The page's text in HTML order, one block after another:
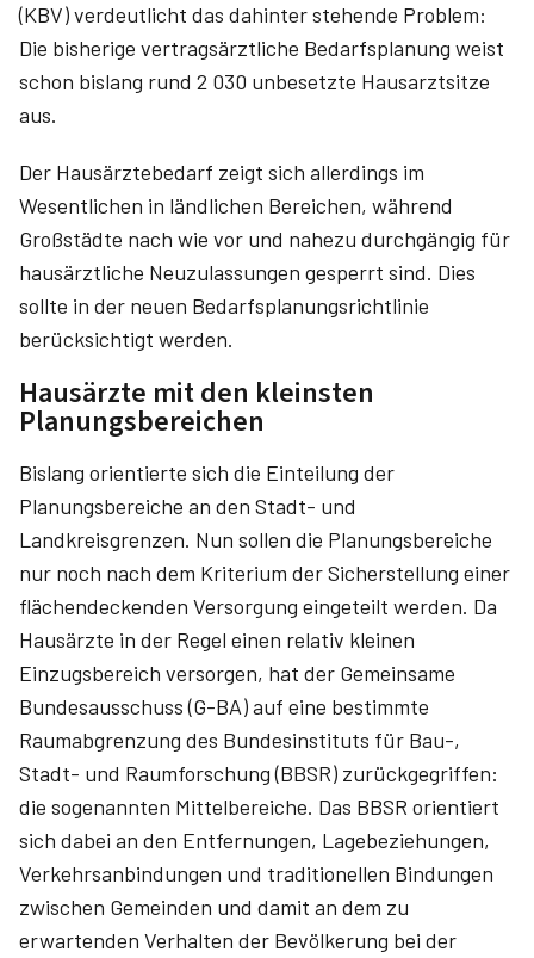
(KBV) verdeutlicht das dahinter stehende Problem:
Die bisherige vertragsärztliche Bedarfsplanung weist
schon bislang rund 2 030 unbesetzte Hausarztsitze
aus.
Der Hausärztebedarf zeigt sich allerdings im
Wesentlichen in ländlichen Bereichen, während
Großstädte nach wie vor und nahezu durchgängig für
hausärztliche Neuzulassungen gesperrt sind. Dies
sollte in der neuen Bedarfsplanungsrichtlinie
berücksichtigt werden.
Hausärzte mit den kleinsten
Planungsbereichen
Bislang orientierte sich die Einteilung der
Planungsbereiche an den Stadt- und
Landkreisgrenzen. Nun sollen die Planungsbereiche
nur noch nach dem Kriterium der Sicherstellung einer
flächendeckenden Versorgung eingeteilt werden. Da
Hausärzte in der Regel einen relativ kleinen
Einzugsbereich versorgen, hat der Gemeinsame
Bundesausschuss (G-BA) auf eine bestimmte
Raumabgrenzung des Bundesinstituts für Bau-,
Stadt- und Raumforschung (BBSR) zurückgegriffen:
die sogenannten Mittelbereiche. Das BBSR orientiert
sich dabei an den Entfernungen, Lagebeziehungen,
Verkehrsanbindungen und traditionellen Bindungen
zwischen Gemeinden und damit an dem zu
erwartenden Verhalten der Bevölkerung bei der